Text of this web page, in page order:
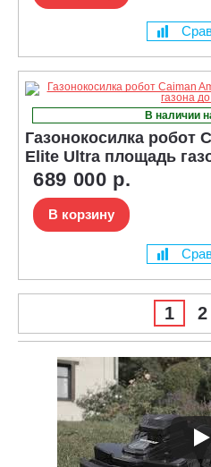
В наличии
Газонокосилка робот
Elite Ultra площадь
689 000 р.
В корзину
1 2